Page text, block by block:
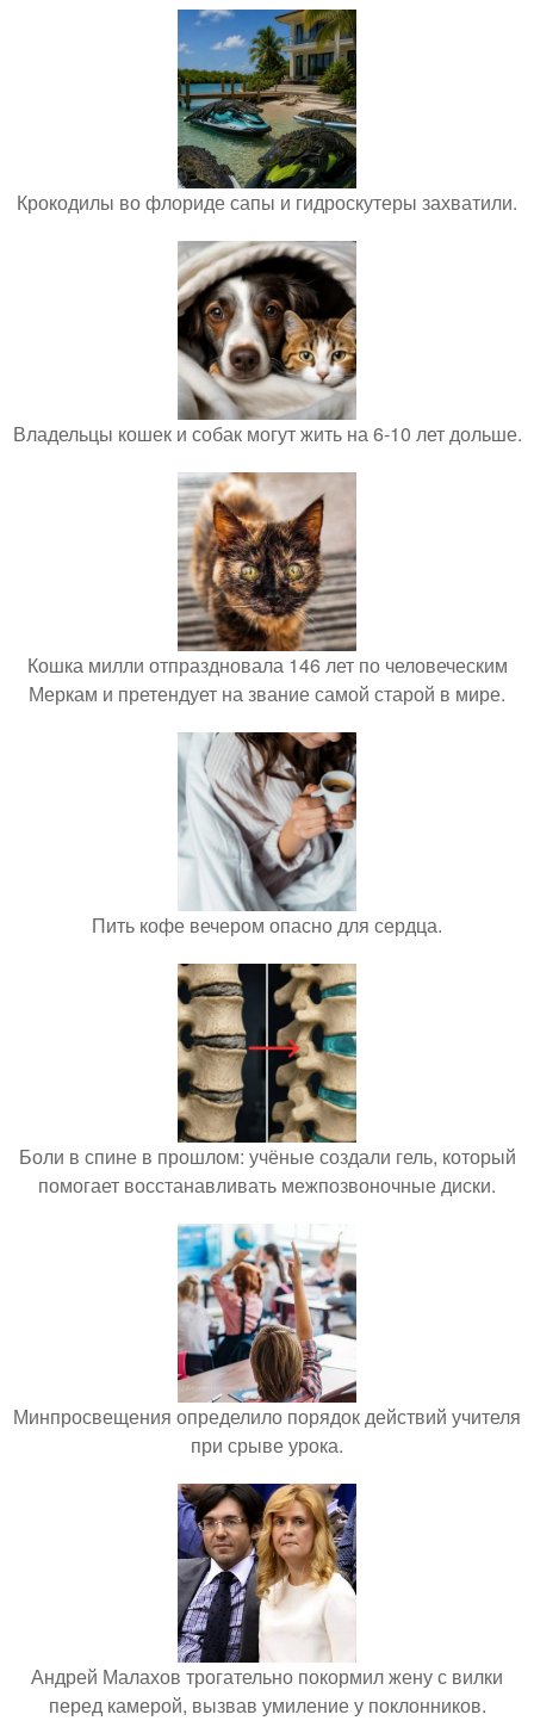
Крокодилы во флориде сапы и гидроскутеры захватили.
Владельцы кошек и собак могут жить на 6-10 лет дольше.
Кошка милли отпраздновала 146 лет по человеческим
Меркам и претендует на звание самой старой в мире.
Пить кофе вечером опасно для сердца.
Боли в спине в прошлом: учёные создали гель, который
помогает восстанавливать межпозвоночные диски.
Минпросвещения определило порядок действий учителя
при срыве урока.
Андрей Малахов трогательно покормил жену с вилки
перед камерой, вызвав умиление у поклонников.